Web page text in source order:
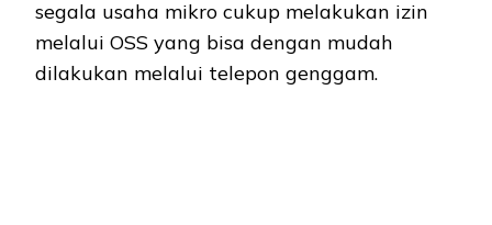
segala usaha mikro cukup melakukan izin
melalui OSS yang bisa dengan mudah
dilakukan melalui telepon genggam.